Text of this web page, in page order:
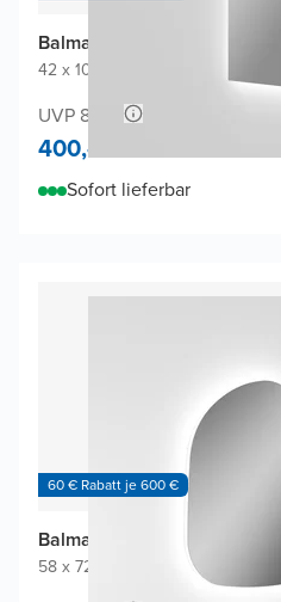
Balmani Giro Arco Badspiegel
42 x 100 cm
UVP 840,-
400,-
Sofort lieferbar
60 € Rabatt je 600 €
Balmani Cloud Badspiegel
58 x 72 cm Spiegel ohne Rahmen